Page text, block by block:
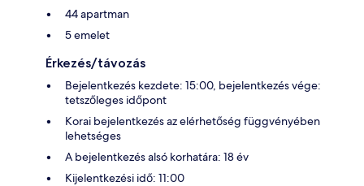
44 apartman
5 emelet
Érkezés/távozás
Bejelentkezés kezdete: 15:00, bejelentkezés vége:
tetszőleges időpont
Korai bejelentkezés az elérhetőség függvényében
lehetséges
A bejelentkezés alsó korhatára: 18 év
Kijelentkezési idő: 11:00